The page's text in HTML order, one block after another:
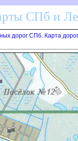
СПб и
дорог СПб. Карта